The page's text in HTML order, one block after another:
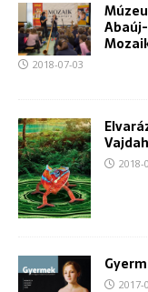
2018-07-03
2018-
2017-